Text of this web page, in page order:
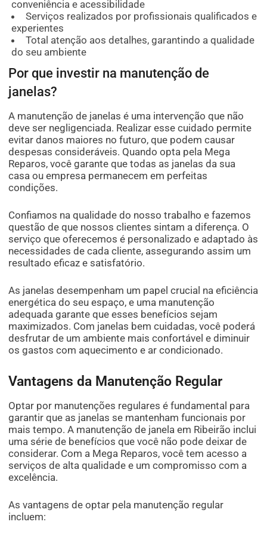
conveniência e acessibilidade
Serviços realizados por profissionais qualificados e
experientes
Total atenção aos detalhes, garantindo a qualidade
do seu ambiente
Por que investir na manutenção de
janelas?
A manutenção de janelas é uma intervenção que não
deve ser negligenciada. Realizar esse cuidado permite
evitar danos maiores no futuro, que podem causar
despesas consideráveis. Quando opta pela Mega
Reparos, você garante que todas as janelas da sua
casa ou empresa permanecem em perfeitas
condições.
Confiamos na qualidade do nosso trabalho e fazemos
questão de que nossos clientes sintam a diferença. O
serviço que oferecemos é personalizado e adaptado às
necessidades de cada cliente, assegurando assim um
resultado eficaz e satisfatório.
As janelas desempenham um papel crucial na eficiência
energética do seu espaço, e uma manutenção
adequada garante que esses benefícios sejam
maximizados. Com janelas bem cuidadas, você poderá
desfrutar de um ambiente mais confortável e diminuir
os gastos com aquecimento e ar condicionado.
Vantagens da Manutenção Regular
Optar por manutenções regulares é fundamental para
garantir que as janelas se mantenham funcionais por
mais tempo. A manutenção de janela em Ribeirão inclui
uma série de benefícios que você não pode deixar de
considerar. Com a Mega Reparos, você tem acesso a
serviços de alta qualidade e um compromisso com a
excelência.
As vantagens de optar pela manutenção regular
incluem: